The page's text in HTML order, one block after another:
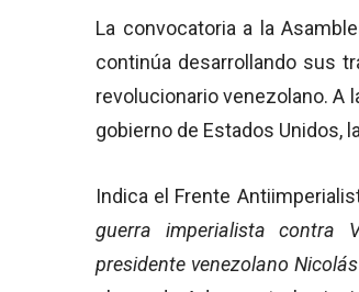
La convocatoria a la
continúa desarrollando sus
revolucionario venezolano. A
gobierno de Estados Unidos,
Indica el Frente
guerra imperialista contra
presidente venezolano